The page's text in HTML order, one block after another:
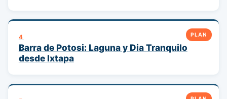
PLAN
4
Barra de Potosi: Laguna y Dia Tranquilo
desde Ixtapa